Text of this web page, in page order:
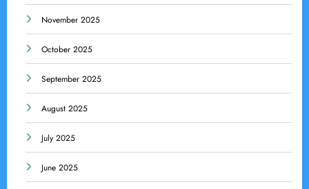
November 2025
October 2025
September 2025
August 2025
July 2025
June 2025